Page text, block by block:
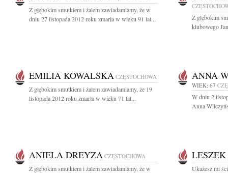
Z głębokim smutkiem i żalem zawiadamiamy, że w
dniu 27 listopada 2012 roku zmarła w wieku 91 lat...
Z głębokim
klubowego
EMILIA KOWALSKA CZĘSTOCHOWA
Z głębokim smutkiem i żalem zawiadamiamy, że 19
listopada 2012 roku zmarła w wieku 71 lat...
ANNA
WIEK: 67
W dniu 2
Anna
ANIELA DREYZA CZĘSTOCHOWA
Z głębokim smutkiem i żalem zawiadamiamy, że w
Ukażesz mi